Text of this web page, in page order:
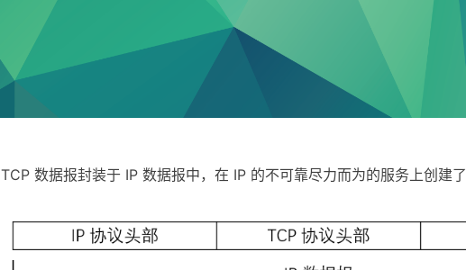
TCP 数据报封装于 IP 数据报中，在 IP 的不可靠尽力而为的服务上创建了